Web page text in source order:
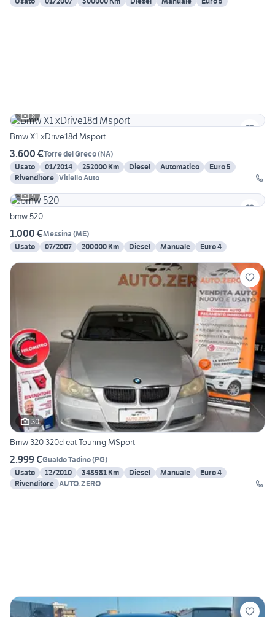
8
Bmw X1 xDrive18d Msport
3.600 €Torre del Greco(NA)
Usato
01/2014 252000 Km Diesel Automatico
Euro 5
Rivenditore Vitiello Auto
5
bmw 520
1.000 €Messina (ME)
Usato
07/2007 200000 Km Diesel Manuale Euro 4
30
Bmw 320 320d cat Touring MSport
2.999 €Gualdo Tadino(PG)
Usato
12/2010 348981 Km Diesel Manuale
Euro 4
Rivenditore AUTO. ZERO